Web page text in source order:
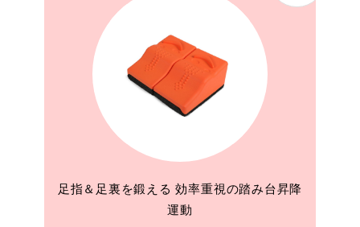
足指＆足裏を鍛える 効率重視の踏み台昇降
運動